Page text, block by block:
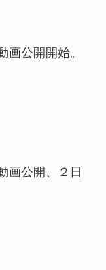
画公開開始。
画公開、２日